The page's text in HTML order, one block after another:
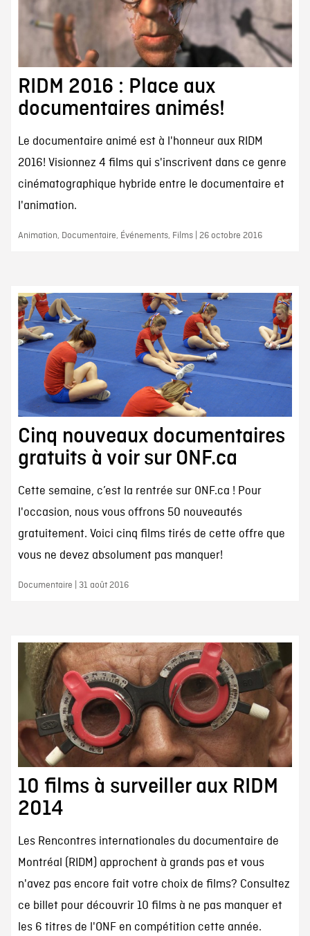
RIDM 2016 : Place aux
documentaires animés!
Le documentaire animé est à l'honneur aux RIDM
2016! Visionnez 4 films qui s'inscrivent dans ce genre
cinématographique hybride entre le documentaire et
l'animation.
Animation, Documentaire, Événements, Films | 26 octobre 2016
Cinq nouveaux documentaires
gratuits à voir sur ONF.ca
Cette semaine, c’est la rentrée sur ONF.ca ! Pour
l'occasion, nous vous offrons 50 nouveautés
gratuitement. Voici cinq films tirés de cette offre que
vous ne devez absolument pas manquer!
Documentaire | 31 août 2016
10 films à surveiller aux RIDM
2014
Les Rencontres internationales du documentaire de
Montréal (RIDM) approchent à grands pas et vous
n'avez pas encore fait votre choix de films? Consultez
ce billet pour découvrir 10 films à ne pas manquer et
les 6 titres de l'ONF en compétition cette année.